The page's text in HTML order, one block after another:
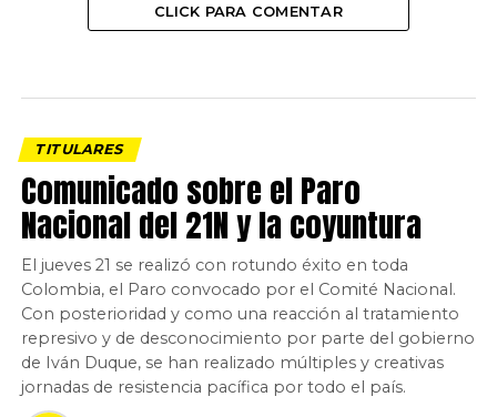
CLICK PARA COMENTAR
TITULARES
Comunicado sobre el Paro
Nacional del 21N y la coyuntura
El jueves 21 se realizó con rotundo éxito en toda
Colombia, el Paro convocado por el Comité Nacional.
Con posterioridad y como una reacción al tratamiento
represivo y de desconocimiento por parte del gobierno
de Iván Duque, se han realizado múltiples y creativas
jornadas de resistencia pacífica por todo el país.